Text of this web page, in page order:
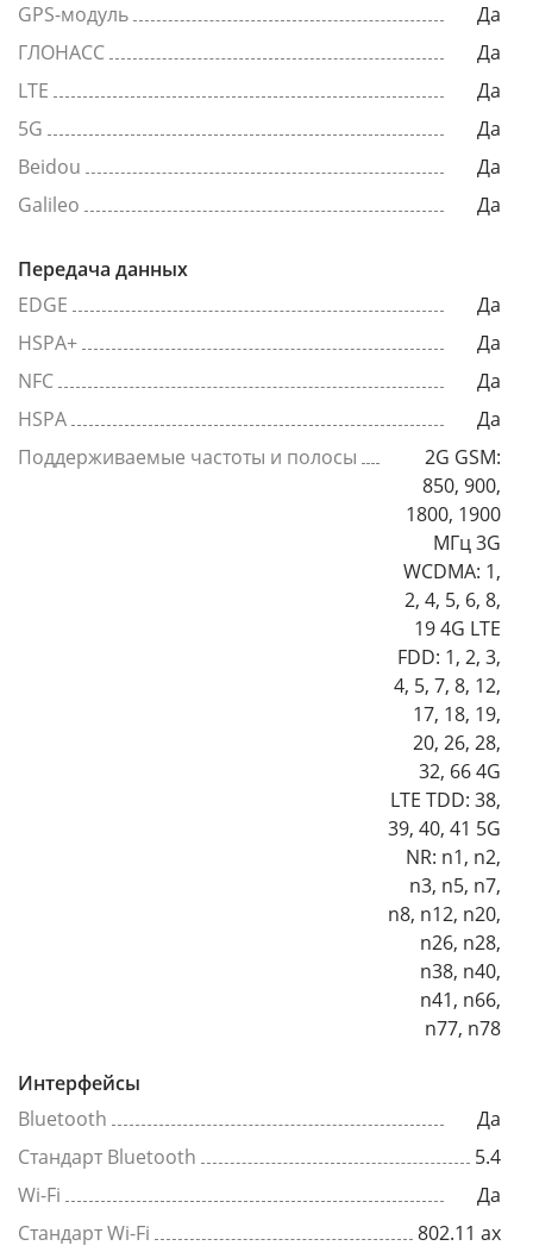
GPS-модуль
Да
ГЛОНАСС
Да
LTE
Да
5G
Да
Beidou
Да
Galileo
Да
Передача данных
EDGE
Да
HSPA+
Да
NFC
Да
HSPA
Да
Поддерживаемые частоты и полосы
2G GSM:
850, 900,
1800, 1900
МГц 3G
WCDMA: 1,
2, 4, 5, 6, 8,
19 4G LTE
FDD: 1, 2, 3,
4, 5, 7, 8, 12,
17, 18, 19,
20, 26, 28,
32, 66 4G
LTE TDD: 38,
39, 40, 41 5G
NR: n1, n2,
n3, n5, n7,
n8, n12, n20,
n26, n28,
n38, n40,
n41, n66,
n77, n78
Интерфейсы
Bluetooth
Да
Стандарт Bluetooth
5.4
Wi-Fi
Да
Стандарт Wi-Fi
802.11 ax